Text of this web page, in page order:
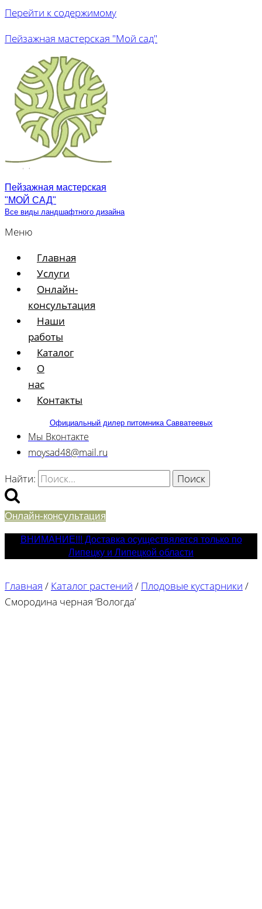
Перейти к содержимому
Пейзажная мастерская "Мой сад"
Пейзажная мастерская
"МОЙ САД"
Все виды ландшафтного дизайна
Меню
Главная
Услуги
Онлайн-
консультация
Наши
работы
Каталог
О
нас
Контакты
Официальный дилер питомника Савватеевых
Мы Вконтакте
moysad48@mail.ru
Найти:
Онлайн-консультация
ВНИМАНИЕ!!! Доставка осуществялется только по
Липецку и Липецкой области
Главная / Каталог растений / Плодовые кустарники /
Смородина черная ‘Вологда’